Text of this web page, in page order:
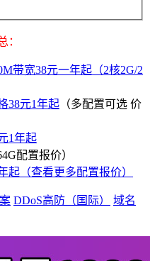
：
带宽38元一年起（2核2G/2
38元1年起 （多配置可选 价
1年起
配置报价）
起（查看更多配置报价）
DDoS高防（国际）
域名